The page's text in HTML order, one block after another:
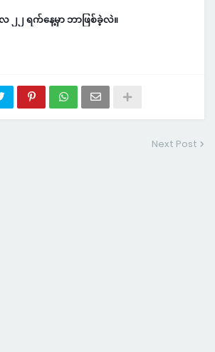
၂၂ ရက်နေ့မှာ ဘာဖြစ်ခဲ့လဲ။
Next Post